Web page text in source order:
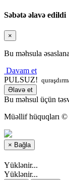
Səbətə əlavə edildi
×
Bu məhsula
Davam et
PULSUZ!
Əlavə et
Bu məhsul üçün
Müəllif hüquqları
× Bağla
Yüklənir...
Yüklənir...